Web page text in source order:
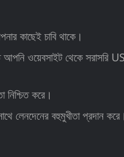
কাছেই চাবি থাকে।
ওয়েবসাইট থেকে সরাসরি
করে।
বহুমুখীতা প্রদান করে।